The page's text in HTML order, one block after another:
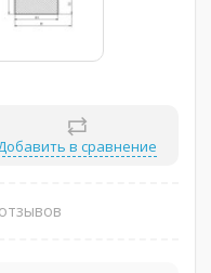
в сравнение